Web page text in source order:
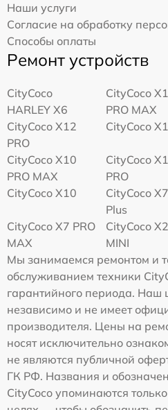
Наши услуги
Согласие на обработку
Способы оплаты
Ремонт устройств
CityCoco
HARLEY X6
CityCoco
PRO MAX
CityCoco X12
PRO
CityCoco
CityCoco X10
PRO MAX
CityCoco
PRO
CityCoco X10
CityCoco
Plus
CityCoco X7 PRO
MAX
CityCoco X2
MINI
Мы занимаемся ремонтом и
обслуживанием техники
гарантийного периода. Наш
независимо и не имеет
производителя. Цены на
носят исключительно
не являются публичной
ГК РФ. Названия и
CityCoco упоминаются